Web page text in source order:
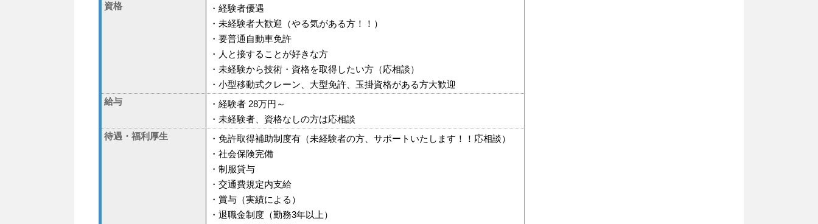
資格
・経験者優遇
・未経験者大歓迎（やる気がある方！！）
・要普通自動車免許
・人と接することが好きな方
・未経験から技術・資格を取得したい方（応相談）
・小型移動式クレーン、大型免許、玉掛資格がある方大歓迎
給与
・経験者 28万円～
・未経験者、資格なしの方は応相談
待遇・福利厚生
・免許取得補助制度有（未経験者の方、サポートいたします！！応相談）
・社会保険完備
・制服貸与
・交通費規定内支給
・賞与（実績による）
・退職金制度（勤務3年以上）